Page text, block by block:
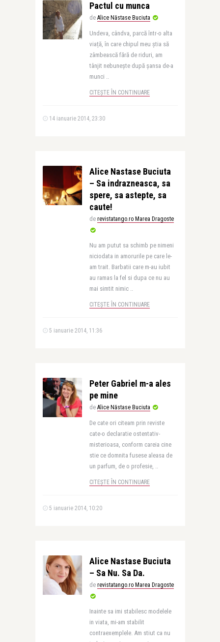
Pactul cu munca
de Alice Năstase Buciuta
Undeva, cândva, parcă într-o alta
viață, în care chipul meu știa să
zâmbească fără de riduri, am
tânjit nebunește după șansa de-a
munci ..
CITEȘTE ÎN CONTINUARE
14 ianuarie 2014, 23:30
Alice Nastase Buciuta
– Sa indrazneasca, sa
spere, sa astepte, sa
caute!
de revistatango.ro Marea Dragoste
Nu am putut sa schimb pe nimeni
niciodata in amorurile pe care le-
am trait. Barbatii care m-au iubit
au ramas la fel si dupa ce nu au
mai simtit nimic ..
CITEȘTE ÎN CONTINUARE
5 ianuarie 2014, 11:36
Peter Gabriel m-a ales
pe mine
de Alice Năstase Buciuta
De cate ori citeam prin reviste
cate-o declaratie ostentativ-
misterioasa, conform careia cine
stie ce domnita fusese aleasa de
un parfum, de o profesie, ..
CITEȘTE ÎN CONTINUARE
5 ianuarie 2014, 10:20
Alice Nastase Buciuta
– Sa Nu. Sa Da.
de revistatango.ro Marea Dragoste
Inainte sa imi stabilesc modelele
in viata, mi-am stabilit
contraexemplele. Am stiut ca nu